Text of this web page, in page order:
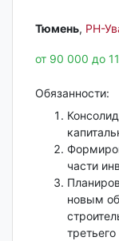
Тюмень‎, РН-
от 90 000 до
Обязанности:
части
новым